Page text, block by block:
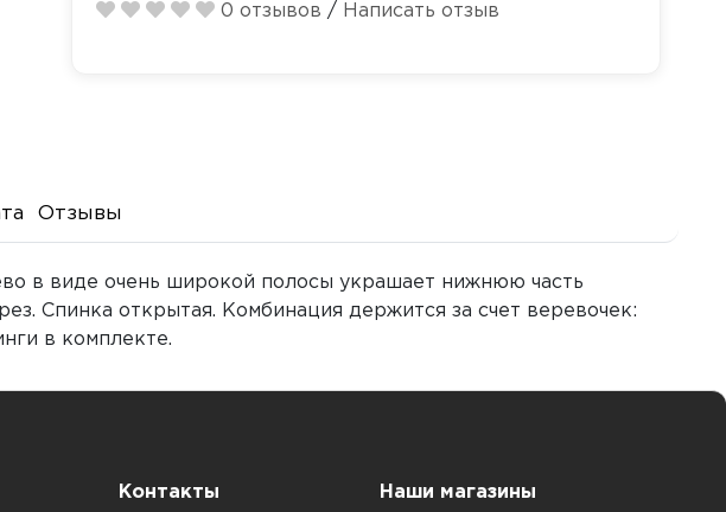
0 отзывов / Написать отзыв
Отзывы
в виде очень широкой полосы украшает нижнюю часть
Спинка открытая. Комбинация держится за счет веревочек:
в комплекте.
Контакты Наши магазины